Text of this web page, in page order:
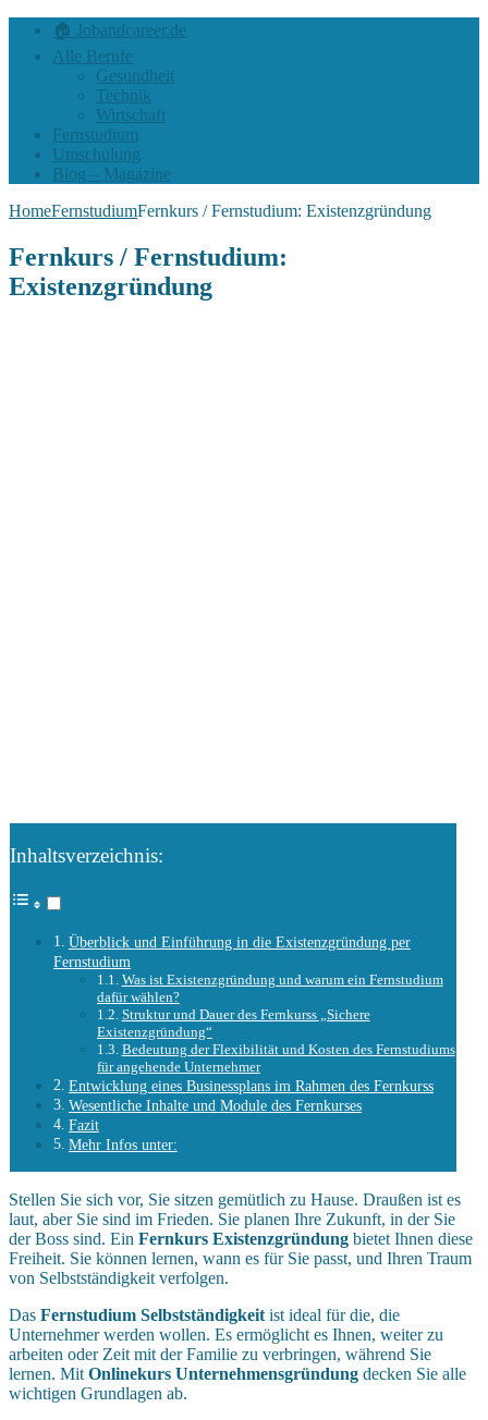
🏠 Jobandcareer.de
Alle Berufe
Gesundheit
Technik
Wirtschaft
Fernstudium
Umschulung
Blog – Magazine
HomeFernstudiumFernkurs / Fernstudium: Existenzgründung
Fernkurs / Fernstudium:
Existenzgründung
Inhaltsverzeichnis:
Überblick und Einführung in die Existenzgründung per
Fernstudium
Was ist Existenzgründung und warum ein Fernstudium
dafür wählen?
Struktur und Dauer des Fernkurss „Sichere
Existenzgründung“
Bedeutung der Flexibilität und Kosten des Fernstudiums
für angehende Unternehmer
Entwicklung eines Businessplans im Rahmen des Fernkurss
Wesentliche Inhalte und Module des Fernkurses
Fazit
Mehr Infos unter:
Stellen Sie sich vor, Sie sitzen gemütlich zu Hause. Draußen ist es
laut, aber Sie sind im Frieden. Sie planen Ihre Zukunft, in der Sie
der Boss sind. Ein Fernkurs Existenzgründung bietet Ihnen diese
Freiheit. Sie können lernen, wann es für Sie passt, und Ihren Traum
von Selbstständigkeit verfolgen.
Das Fernstudium Selbstständigkeit ist ideal für die, die
Unternehmer werden wollen. Es ermöglicht es Ihnen, weiter zu
arbeiten oder Zeit mit der Familie zu verbringen, während Sie
lernen. Mit Onlinekurs Unternehmensgründung decken Sie alle
wichtigen Grundlagen ab.